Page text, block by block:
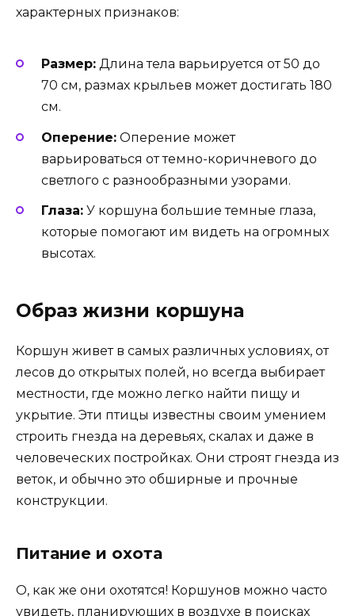
характерных признаков:
Размер: Длина тела варьируется от 50 до
70 см, размах крыльев может достигать 180
см.
Оперение: Оперение может
варьироваться от темно-коричневого до
светлого с разнообразными узорами.
Глаза: У коршуна большие темные глаза,
которые помогают им видеть на огромных
высотах.
Образ жизни коршуна
Коршун живет в самых различных условиях, от
лесов до открытых полей, но всегда выбирает
местности, где можно легко найти пищу и
укрытие. Эти птицы известны своим умением
строить гнезда на деревьях, скалах и даже в
человеческих постройках. Они строят гнезда из
веток, и обычно это обширные и прочные
конструкции.
Питание и охота
О, как же они охотятся! Коршунов можно часто
увидеть, планирующих в воздухе в поисках